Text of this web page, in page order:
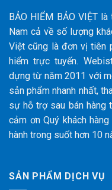
BẢO HIỂM BẢO VIỆT
Nam cả về số lượng
Việt cũng là đơn vị tiên
hiểm trực tuyến.
dựng từ năm 2011 với
sản phẩm nhanh nhất,
sự hỗ trợ sau bán hàng
cảm ơn Quý khách
hành trong suốt hơn 10
SẢN PHẨM DỊCH VỤ